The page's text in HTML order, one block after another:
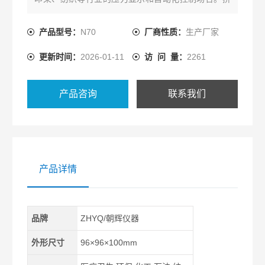
产品型号： N70 厂商性质： 生产厂家
更新时间： 2026-01-11 访 问 量： 2261
产品咨询 联系我们
产品详情
品牌 ZHYQ/朝辉仪器
外形尺寸 96×96×100mm